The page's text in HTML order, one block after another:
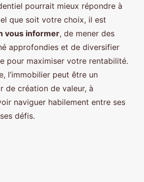
pourrait mieux répondre à
que soit votre choix, il est
vous informer, de mener des
approfondies et de diversifier
pour maximiser votre rentabilité.
l’immobilier peut être un
de création de valeur, à
naviguer habilement entre ses
défis.